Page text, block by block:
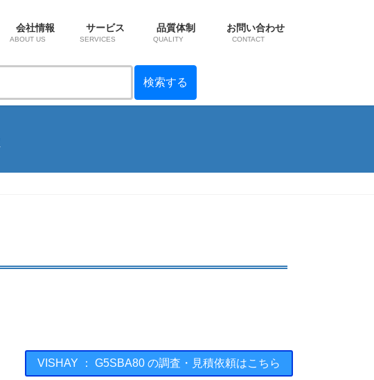
会社情報
ABOUT US
サービス
SERVICES
品質体制
QUALITY
お問い合わせ
CONTACT
VISHAY ： G5SBA80 の調査・見積依頼はこちら